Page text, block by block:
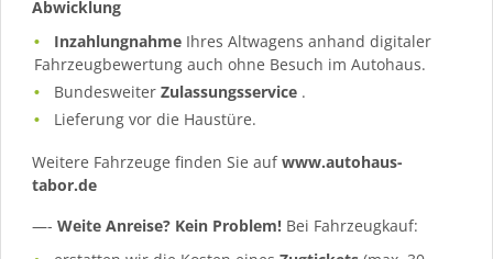
Abwicklung
Inzahlungnahme Ihres Altwagens anhand digitaler
Fahrzeugbewertung auch ohne Besuch im Autohaus.
BundesweiterZulassungsservice .
Lieferung vor die Haustüre.
Weitere Fahrzeuge finden Sie aufwww.autohaus-
tabor.de
—- Weite Anreise? Kein Problem! Bei Fahrzeugkauf: